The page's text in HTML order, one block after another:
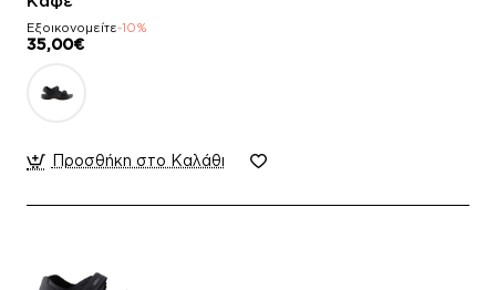
Εξοικονομείτε-10%
35,00€
Προσθήκη στο Καλάθι